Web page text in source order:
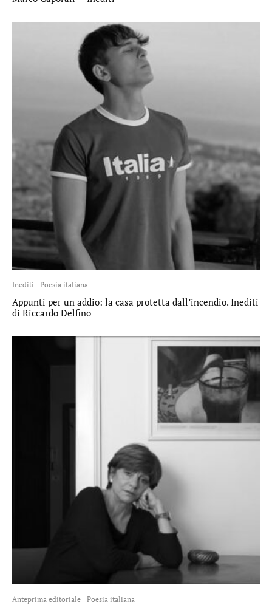
Inediti Poesia italiana
Appunti per un addio: la casa protetta dall’incendio. Inediti
di Riccardo Delfino
Anteprima editoriale Poesia italiana